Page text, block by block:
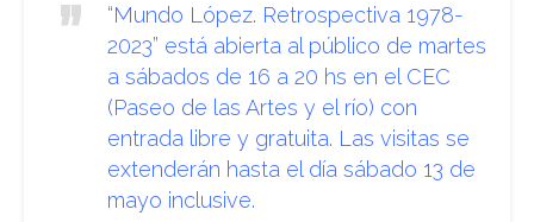
“Mundo López. Retrospectiva 1978-
2023” está abierta al público de martes
a sábados de 16 a 20 hs en el CEC
(Paseo de las Artes y el río) con
entrada libre y gratuita. Las visitas se
extenderán hasta el día sábado 13 de
mayo inclusive.